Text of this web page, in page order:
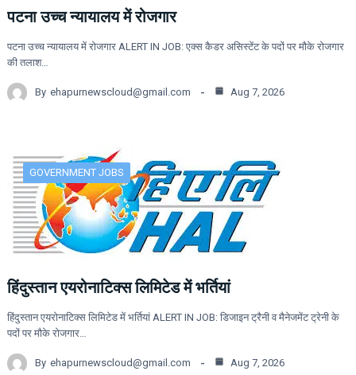
पटना उच्च न्यायालय में रोजगार
पटना उच्च न्यायालय में रोजगार ALERT IN JOB: एक्स कैडर असिस्टेंट के पदों पर मौके रोजगार
की तलाश…
By ehapurnewscloud@gmail.com Aug 7, 2026
GOVERNMENT JOBS
हिंदुस्तान एयरोनाटिक्स लिमिटेड में भर्तियां
हिंदुस्तान एयरोनाटिक्स लिमिटेड में भर्तियां ALERT IN JOB: डिजाइन ट्रैनी व मैनेजमेंट ट्रेनी के
पदों पर मौके रोजगार…
By ehapurnewscloud@gmail.com Aug 7, 2026